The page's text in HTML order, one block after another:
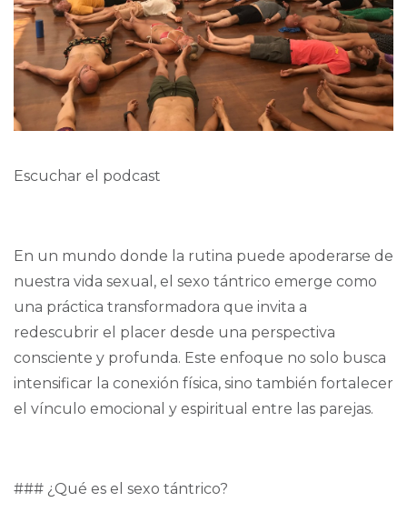
Escuchar el podcast
En un mundo donde la rutina puede apoderarse de
nuestra vida sexual, el sexo tántrico emerge como
una práctica transformadora que invita a
redescubrir el placer desde una perspectiva
consciente y profunda. Este enfoque no solo busca
intensificar la conexión física, sino también fortalecer
el vínculo emocional y espiritual entre las parejas.
### ¿Qué es el sexo tántrico?